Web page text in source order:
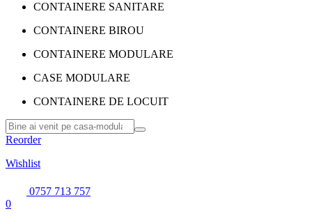
CONTAINERE SANITARE
CONTAINERE BIROU
CONTAINERE MODULARE
CASE MODULARE
CONTAINERE DE LOCUIT
Reorder
Wishlist
0757 713 757
0